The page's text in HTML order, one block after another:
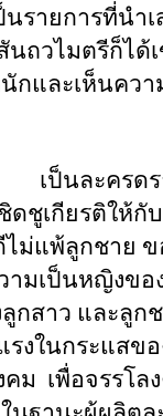
รายการที่นำ
นถวไมตรีก็ไ
กและเห็นคว
เป็นละครด
ดชูเกียรติให้กั
ไม่แพ้ลูกชาย ข
ามเป็นหญิงข
กสาว และลูก
งในกระแสข
คม เพื่อจรรโ